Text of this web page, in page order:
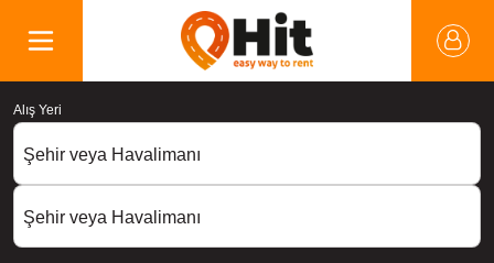
Alış Yeri
Şehir veya Havalimanı
Şehir veya Havalimanı